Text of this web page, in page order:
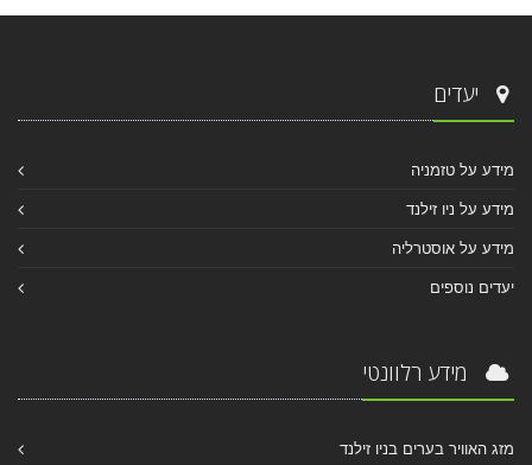
יעדים
מידע על טזמניה
מידע על ניו זילנד
מידע על אוסטרליה
יעדים נוספים
מידע רלוונטי
מזג האוויר בערים בניו זילנד